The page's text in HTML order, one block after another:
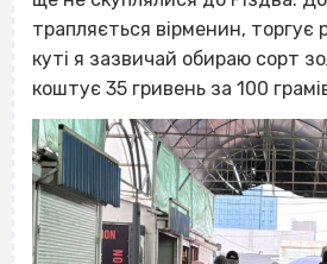
трапляється вірменин,
куті я зазвичай обираю сорт
коштує 35 гривень за 100